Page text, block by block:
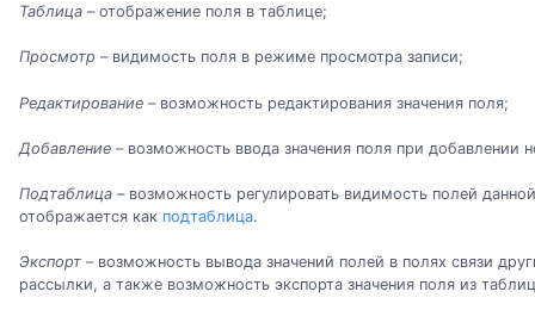
Таблица – отображение поля в таблице;
Просмотр – видимость поля в режиме просмотра записи;
Редактирование – возможность редактирования значения поля;
Добавление – возможность ввода значения поля при добавлении
Подтаблица – возможность регулировать видимость полей
отображается как подтаблица.
Экспорт – возможность вывода значений полей в полях связи
рассылки, а также возможность экспорта значения поля из